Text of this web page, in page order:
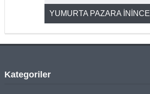
YUMURTA PAZARA İNİNCE
Kategoriler